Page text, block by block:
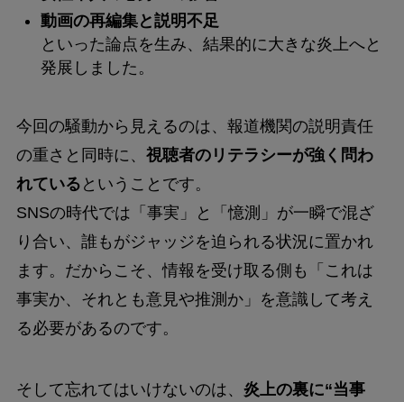
動画の再編集と説明不足
といった論点を生み、結果的に大きな炎上へと
発展しました。
今回の騒動から見えるのは、報道機関の説明責任
の重さと同時に、 視聴者のリテラシーが強く問わ
れている ということです。
SNSの時代では「事実」と「憶測」が一瞬で混ざ
り合い、誰もがジャッジを迫られる状況に置かれ
ます。だからこそ、情報を受け取る側も「これは
事実か、それとも意見や推測か」を意識して考え
る必要があるのです。
そして忘れてはいけないのは、 炎上の裏に“当事